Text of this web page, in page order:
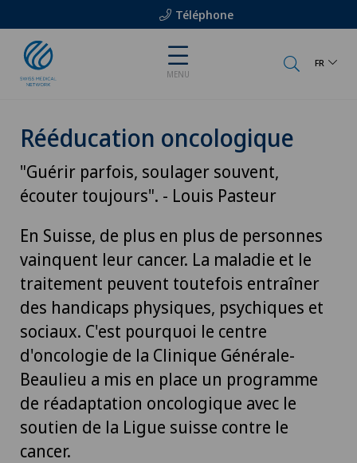
Téléphone
MENU
FR
Rééducation oncologique
"Guérir parfois, soulager souvent,
écouter toujours". - Louis Pasteur
En Suisse, de plus en plus de personnes
vainquent leur cancer. La maladie et le
traitement peuvent toutefois entraîner
des handicaps physiques, psychiques et
sociaux. C'est pourquoi le centre
d'oncologie de la Clinique Générale-
Beaulieu a mis en place un programme
de réadaptation oncologique avec le
soutien de la Ligue suisse contre le
cancer.